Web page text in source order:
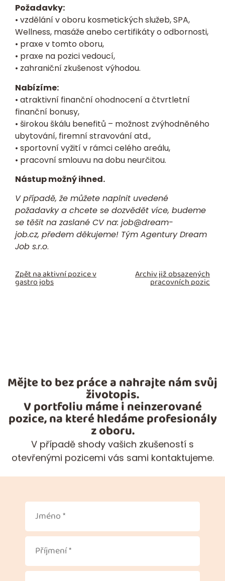
Požadavky:
• vzdělání v oboru kosmetických služeb, SPA,
Wellness, masáže anebo certifikáty o odbornosti,
• praxe v tomto oboru,
• praxe na pozici vedoucí,
• zahraniční zkušenost výhodou.
Nabízíme:
• atraktivní finanční ohodnocenía čtvrtletní
finanční bonusy,
• širokou škálu benefitů – možnost zvýhodněného
ubytování, firemní stravování atd.,
• sportovní vyžití v rámci celého areálu,
• pracovní smlouvu na dobu neurčitou.
Nástup možný ihned.
V případě, že můžete naplnit uvedené
požadavky a chcete se dozvědět více, budeme
se těšit na zaslané CVna: job@dream-
job.cz, předem děkujeme! Tým Agentury Dream
Job s.r.o.
Zpět na aktivní pozice v
gastro jobs
Archiv již obsazených
pracovních pozic
Mějte to bez práce a nahrajte nám svůj
životopis.
V portfoliu máme i neinzerované
pozice, na které hledáme profesionály
z oboru.
V případě shody vašich zkušeností s
otevřenými pozicemi vás sami kontaktujeme.